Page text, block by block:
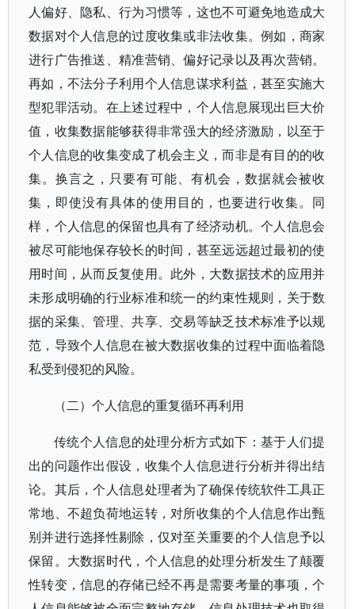
人偏好、隐私、行为习惯等，这也不可避免地造成大
数据对个人信息的过度收集或非法收集。例如，商家
进行广告推送、精准营销、偏好记录以及再次营销。
再如，不法分子利用个人信息谋求利益，甚至实施大
型犯罪活动。在上述过程中，个人信息展现出巨大价
值，收集数据能够获得非常强大的经济激励，以至于
个人信息的收集变成了机会主义，而非是有目的的收
集。换言之，只要有可能、有机会，数据就会被收
集，即使没有具体的使用目的，也要进行收集。同
样，个人信息的保留也具有了经济动机。个人信息会
被尽可能地保存较长的时间，甚至远远超过最初的使
用时间，从而反复使用。此外，大数据技术的应用并
未形成明确的行业标准和统一的约束性规则，关于数
据的采集、管理、共享、交易等缺乏技术标准予以规
范，导致个人信息在被大数据收集的过程中面临着隐
私受到侵犯的风险。
（二）个人信息的重复循环再利用
传统个人信息的处理分析方式如下：基于人们提
出的问题作出假设，收集个人信息进行分析并得出结
论。其后，个人信息处理者为了确保传统软件工具正
常地、不超负荷地运转，对所收集的个人信息作出甄
别并进行选择性剔除，仅对至关重要的个人信息予以
保留。大数据时代，个人信息的处理分析发生了颠覆
性转变，信息的存储已经不再是需要考量的事项，个